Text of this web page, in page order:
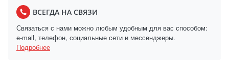
ВСЕГДА НА СВЯЗИ
Связаться с нами можно любым удобным для вас способом:
e-mail, телефон, социальные сети и мессенджеры.
Подробнее